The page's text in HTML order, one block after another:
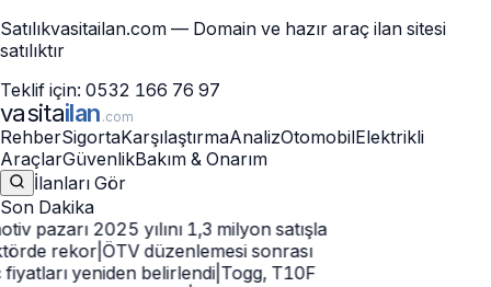
Satılıkvasitailan.com — Domain ve hazır araç ilan sitesi
satılıktır
Teklif için: 0532 166 76 97
vasitailan .com
RehberSigortaKarşılaştırmaAnalizOtomobilElektrikli
AraçlarGüvenlikBakım & Onarım
İlanları Gör
Son Dakika
pazarı 2025 yılını 1,3 milyon satışla
rekor|ÖTV düzenlemesi sonrası
yeniden belirlendi|Togg, T10F